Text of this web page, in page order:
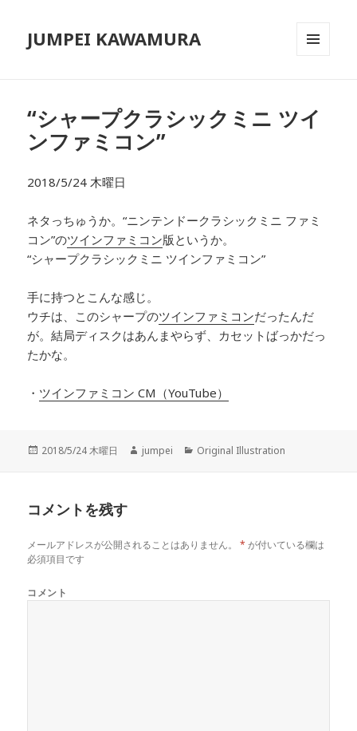
JUMPEI KAWAMURA
“シャープクラシックミニ ツイ
ンファミコン”
2018/5/24 木曜日
ネタっちゅうか。“ニンテンドークラシックミニ ファミ
コン”のツインファミコン版というか。
“シャープクラシックミニ ツインファミコン”
手に持つとこんな感じ。
ウチは、このシャープのツインファミコンだったんだ
が。結局ディスクはあんまやらず、カセットばっかだっ
たかな。
・ ツインファミコン CM（YouTube）
投
2018/5/24 木曜日
作
jumpei
カ
Original Illustration
コメントを残す
メールアドレスが公開されることはありません。 * が付いている欄は
必須項目です
コメント